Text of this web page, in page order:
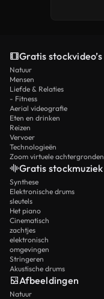
Gratis stockvideo’s
Natuur
Mensen
Liefde & Relaties
- Fitness
Aerial videografie
Eten en drinken
Reizen
Vervoer
Technologieën
Zoom virtuele achtergronden
Gratis stockmuziek
Synthese
Elektronische drums
sleutels
Het piano
Cinematisch
zachtjes
elektronisch
omgevingen
Stringeren
Akustische drums
Afbeeldingen
Natuur